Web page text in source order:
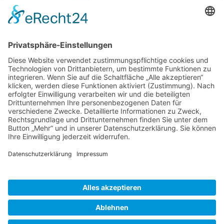
TICKETS
SOCIAL MEDIA
Besuchen Sie uns auch hier: